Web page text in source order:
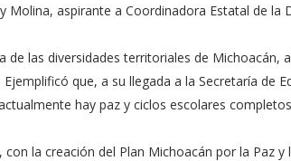
Molina, aspirante a Coordinadora Estatal de la
de las diversidades territoriales de
Ejemplificó que, a su llegada a la Secretaría de
hay paz y ciclos escolares
con la creación del Plan Michoacán por la Paz